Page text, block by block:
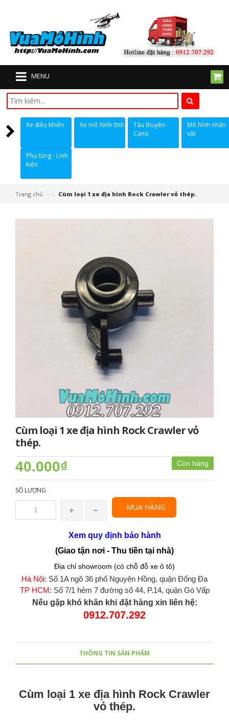
MENU
Xe điều khiển Xe mô hình tĩnh
Tàu thuyền -
Cano
Mô hình nhân
vật
Phụ tùng - Linh
kiện
Trang chủ —› Cùm loại 1 xe địa hình Rock Crawler vỏ thép.
Cùm loại 1 xe địa hình Rock Crawler vỏ
thép.
Còn hàng
40.000₫
SỐ LƯỢNG
MUA HÀNG
Xem quy định bảo hành
(Giao tận nơi - Thu tiền tại nhà)
Địa chỉ showroom (có chỗ đỗ xe ô tô)
Hà Nội: Số 1A ngõ 36 phố Nguyên Hồng, quận Đống Đa
TP HCM : Số 7/1 hẻm 7 đường số 44, P.14, quận Gò Vấp
Nếu gặp khó khăn khi đặt hàng xin liên hệ:
0912.707.292
THÔNG TIN SẢN PHẨM
Cùm loại 1 xe địa hình Rock Crawler
vỏ thép.